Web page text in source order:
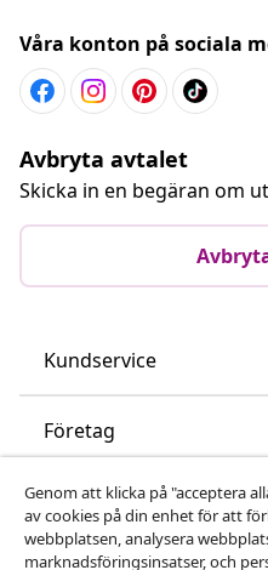
Våra konton på sociala
Avbryta avtalet
Skicka in en begäran om
Kundservice
Företag
vidaXL
Genom att klicka på "acceptera
av cookies på din enhet för att
webbplatsen, analysera
marknadsföringsinsatser, och